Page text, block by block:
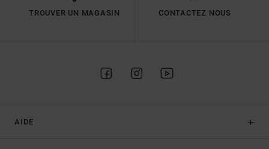
TROUVER UN MAGASIN CONTACTEZ NOUS
AIDE